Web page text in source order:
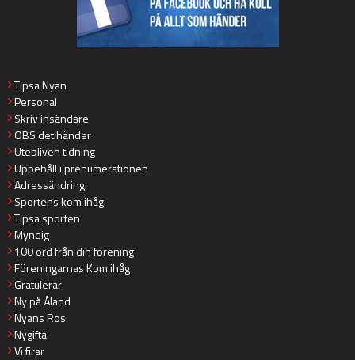
Tipsa Nyan
Personal
Skriv insändare
OBS det händer
Utebliven tidning
Uppehåll i prenumerationen
Adressändring
Sportens kom ihåg
Tipsa sporten
Myndig
100 ord från din förening
Föreningarnas Kom ihåg
Gratulerar
Ny på Åland
Nyans Ros
Nygifta
Vi firar